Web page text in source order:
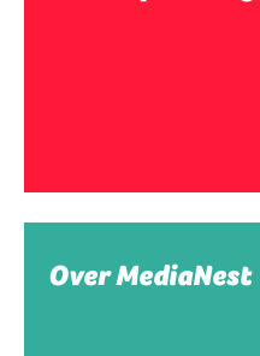
Over MediaNest